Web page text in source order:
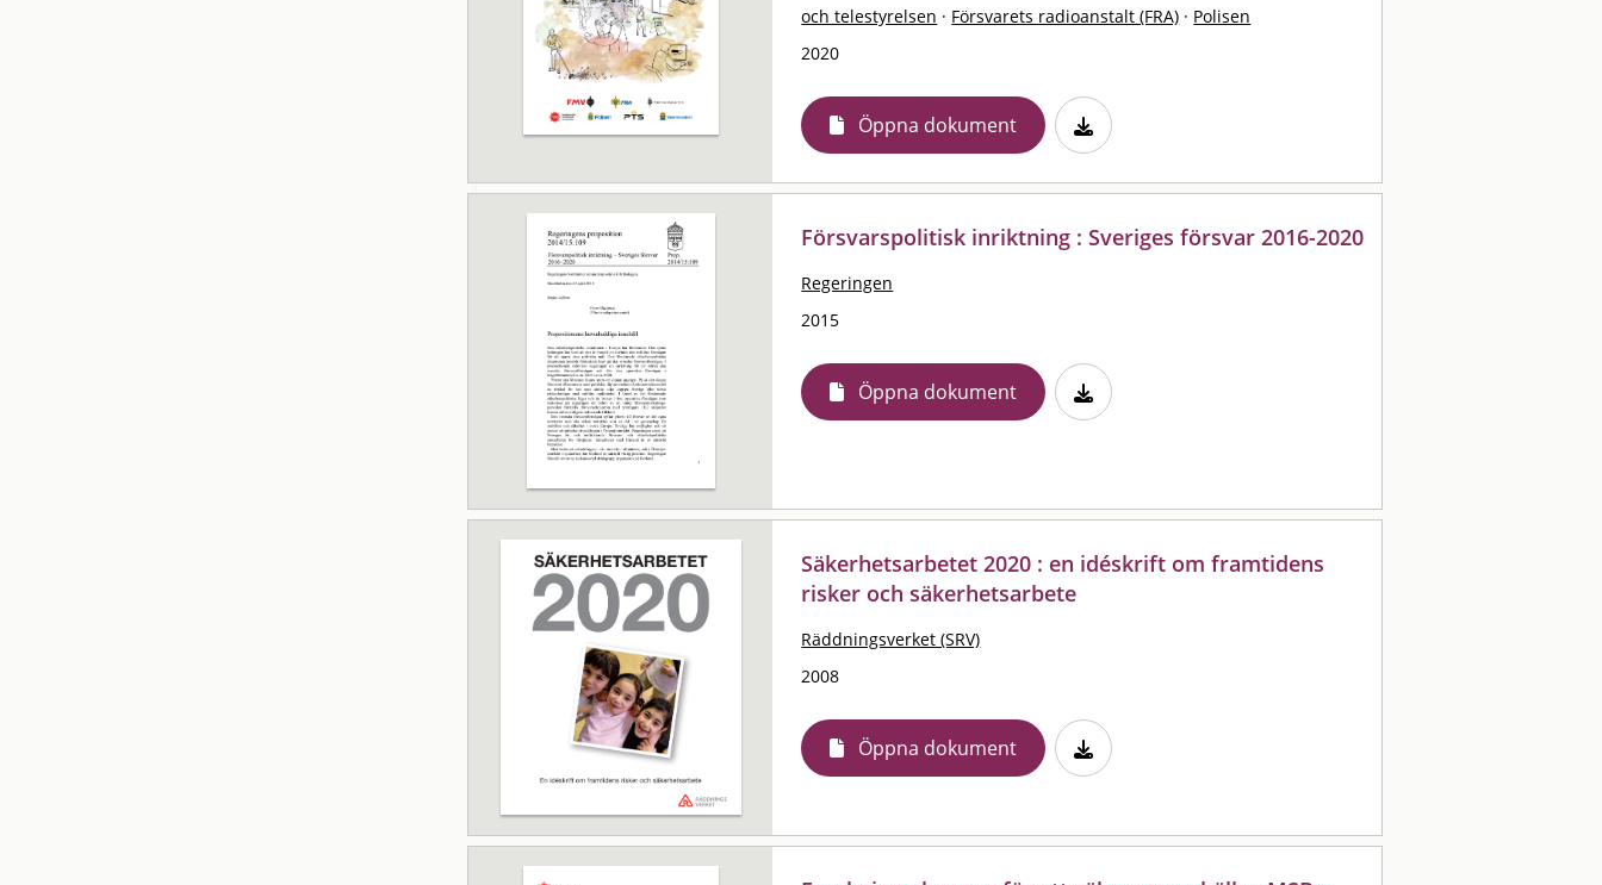
och telestyrelsen · Försvarets radioanstalt (FRA) · Polisen
2020
Öppna dokument
Försvarspolitisk inriktning : Sveriges försvar 2016-2020
Regeringen
2015
Öppna dokument
Säkerhetsarbetet 2020 : en idéskrift om framtidens
risker och säkerhetsarbete
Räddningsverket (SRV)
2008
Öppna dokument